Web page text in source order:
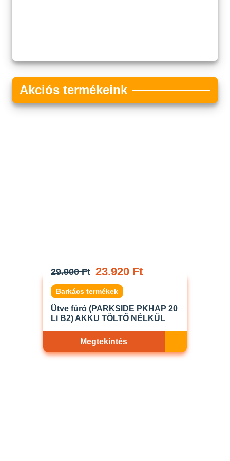
Akciós termékeink
29.900 Ft 23.920 Ft
Barkács termékek
Ütve fúró (PARKSIDE PKHAP 20
Li B2) AKKU TÖLTŐ NÉLKÜL
Megtekintés